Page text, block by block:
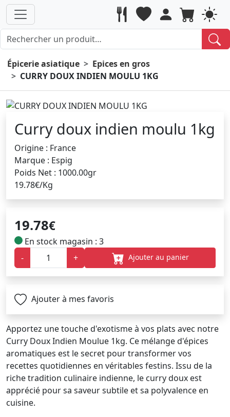
Épicerie asiatique
Epices en gros
CURRY DOUX INDIEN MOULU 1KG
Curry doux indien moulu 1kg
Origine : France
Marque : Espig
Poids Net : 1000.00gr
19.78€/Kg
19.78€
En stock magasin : 3
-
+ Ajouter au panier
Ajouter à mes favoris
Apportez une touche d'exotisme à vos plats avec notre
Curry Doux Indien Moulue 1kg. Ce mélange d'épices
aromatiques est le secret pour transformer vos
recettes quotidiennes en véritables festins. Issu de la
riche tradition culinaire indienne, le curry doux est
apprécié pour sa saveur subtile et sa polyvalence en
cuisine.